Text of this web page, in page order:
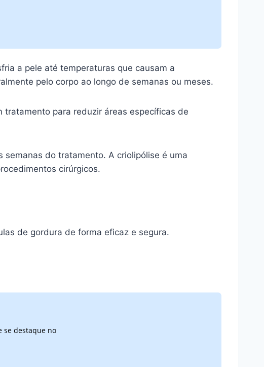
a pele até temperaturas que causam a
pelo corpo ao longo de semanas ou meses.
tratamento para reduzir áreas específicas de
semanas do tratamento. A criolipólise é uma
cirúrgicos.
de gordura de forma eficaz e segura.
se destaque no